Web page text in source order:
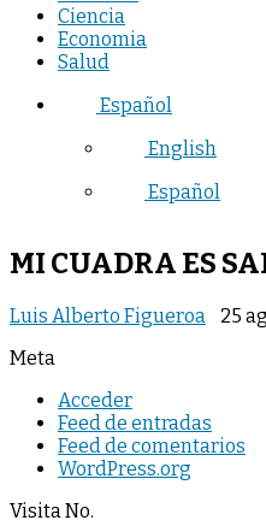
Ciencia
Economia
Salud
Español
English
Español
MI CUADRA ES
Luis Alberto Figueroa 25
Meta
Acceder
Feed de entradas
Feed de comentarios
WordPress.org
Visita No.